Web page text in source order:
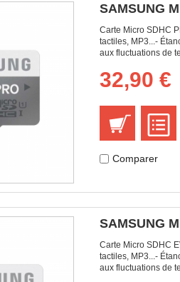
SAMSUNG
Carte Micro SDHC
tactiles, MP3...-
aux fluctuations de
32,90 €
Comparer
SAMSUNG
Carte Micro SDHC
tactiles, MP3...-
aux fluctuations de